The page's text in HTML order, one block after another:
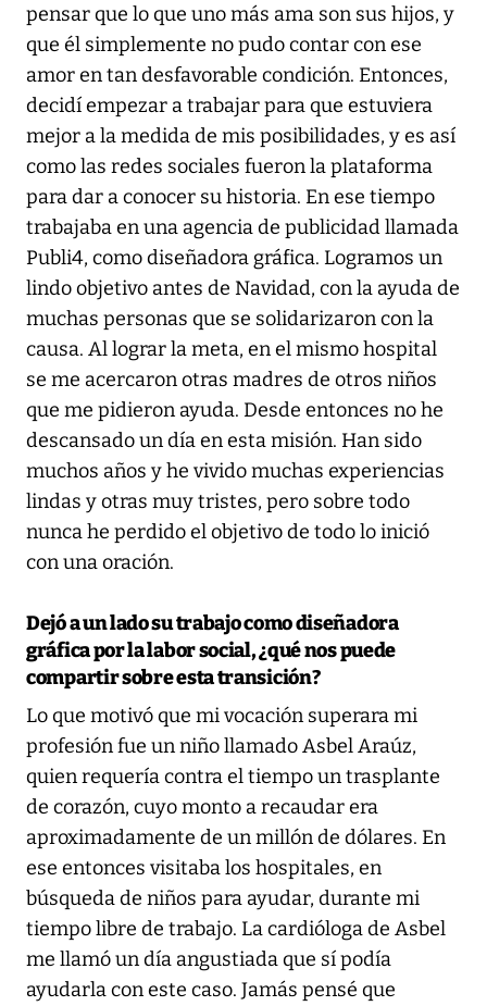
pensar que lo que uno más ama son sus hijos, y
que él simplemente no pudo contar con ese
amor en tan desfavorable condición. Entonces,
decidí empezar a trabajar para que estuviera
mejor a la medida de mis posibilidades, y es así
como las redes sociales fueron la plataforma
para dar a conocer su historia. En ese tiempo
trabajaba en una agencia de publicidad llamada
Publi4, como diseñadora gráfica. Logramos un
lindo objetivo antes de Navidad, con la ayuda de
muchas personas que se solidarizaron con la
causa. Al lograr la meta, en el mismo hospital
se me acercaron otras madres de otros niños
que me pidieron ayuda. Desde entonces no he
descansado un día en esta misión. Han sido
muchos años y he vivido muchas experiencias
lindas y otras muy tristes, pero sobre todo
nunca he perdido el objetivo de todo lo inició
con una oración.
Dejó a un lado su trabajo como diseñadora
gráfica por la labor social, ¿qué nos puede
compartir sobre esta transición?
Lo que motivó que mi vocación superara mi
profesión fue un niño llamado Asbel Araúz,
quien requería contra el tiempo un trasplante
de corazón, cuyo monto a recaudar era
aproximadamente de un millón de dólares. En
ese entonces visitaba los hospitales, en
búsqueda de niños para ayudar, durante mi
tiempo libre de trabajo. La cardióloga de Asbel
me llamó un día angustiada que sí podía
ayudarla con este caso. Jamás pensé que